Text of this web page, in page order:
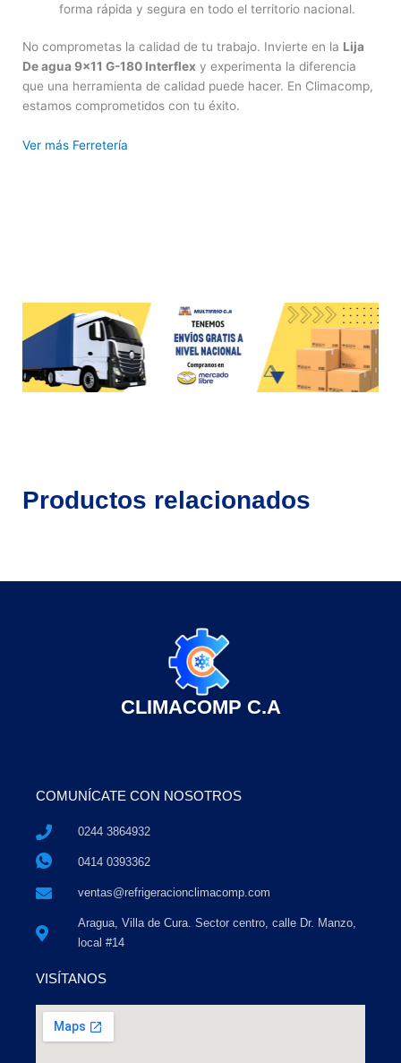
forma rápida y segura en todo el territorio nacional.
No comprometas la calidad de tu trabajo. Invierte en la Lija
De agua 9×11 G-180 Interflex y experimenta la diferencia
que una herramienta de calidad puede hacer. En Climacomp,
estamos comprometidos con tu éxito.
Ver más Ferretería
Productos relacionados
CLIMACOMP C.A
COMUNÍCATE CON NOSOTROS
0244 3864932
0414 0393362
ventas@refrigeracionclimacomp.com
Aragua, Villa de Cura. Sector centro, calle Dr. Manzo,
local #14
VISÍTANOS